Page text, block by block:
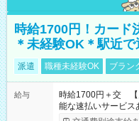
時給1700円！カード
＊未経験OK＊駅近で
派遣 職種未経験OK ブラン
給与
時給1700円＋交
能な速払いサービス